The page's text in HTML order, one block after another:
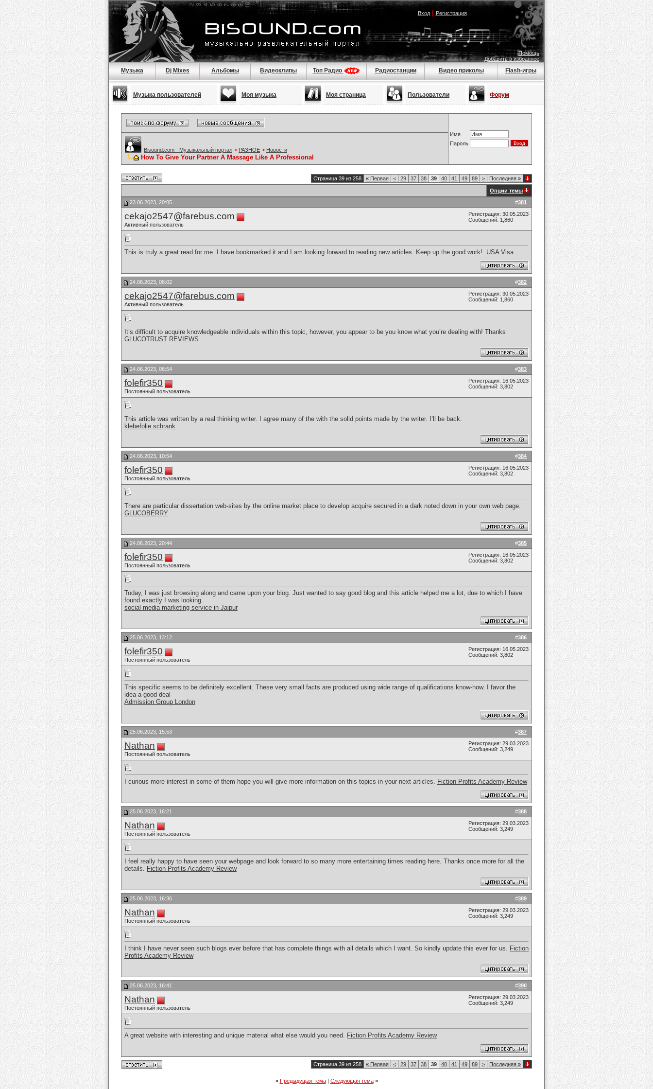
Вход| Регистрация
Помощь
Добавить в избранное
Музыка Dj Mixes Альбомы Видеоклипы Топ Радио Радиостанции Видео приколы Flash-игры
Музыка пользователей Моя музыка Моя страница Пользователи Форум
Имя
Пароль
Bisound.com - Музыкальный портал > РАЗНОЕ > Новости
How To Give Your Partner A Massage Like A Professional
Страница 39 из 258 « Первая < 29 37 38 39 40 41 49 89 > Последняя »
Опции темы
#381
23.06.2023, 20:05
cekajo2547@farebus.com
Активный пользователь
Регистрация: 30.05.2023
Сообщений: 1,860
This is truly a great read for me. I have bookmarked it and I am looking forward to reading new articles. Keep up the good work!. USA Visa
#382
24.06.2023, 08:02
cekajo2547@farebus.com
Активный пользователь
Регистрация: 30.05.2023
Сообщений: 1,860
It’s difficult to acquire knowledgeable individuals within this topic, however, you appear to be you know what you’re dealing with! Thanks
GLUCOTRUST REVIEWS
#383
24.06.2023, 08:54
folefir350
Постоянный пользователь
Регистрация: 16.05.2023
Сообщений: 3,802
This article was written by a real thinking writer. I agree many of the with the solid points made by the writer. I’ll be back.
klebefolie schrank
#384
24.06.2023, 10:54
folefir350
Постоянный пользователь
Регистрация: 16.05.2023
Сообщений: 3,802
There are particular dissertation web-sites by the online market place to develop acquire secured in a dark noted down in your own web page.
GLUCOBERRY
#385
24.06.2023, 20:44
folefir350
Постоянный пользователь
Регистрация: 16.05.2023
Сообщений: 3,802
Today, I was just browsing along and came upon your blog. Just wanted to say good blog and this article helped me a lot, due to which I have
found exactly I was looking.
social media marketing service in Jaipur
#386
25.06.2023, 13:12
folefir350
Постоянный пользователь
Регистрация: 16.05.2023
Сообщений: 3,802
This specific seems to be definitely excellent. These very small facts are produced using wide range of qualifications know-how. I favor the
idea a good deal
Admission Group London
#387
25.06.2023, 15:53
Nathan
Постоянный пользователь
Регистрация: 29.03.2023
Сообщений: 3,249
I curious more interest in some of them hope you will give more information on this topics in your next articles. Fiction Profits Academy Review
#388
25.06.2023, 16:21
Nathan
Постоянный пользователь
Регистрация: 29.03.2023
Сообщений: 3,249
I feel really happy to have seen your webpage and look forward to so many more entertaining times reading here. Thanks once more for all the
details. Fiction Profits Academy Review
#389
25.06.2023, 16:36
Nathan
Постоянный пользователь
Регистрация: 29.03.2023
Сообщений: 3,249
I think I have never seen such blogs ever before that has complete things with all details which I want. So kindly update this ever for us. Fiction
Profits Academy Review
#390
25.06.2023, 16:41
Nathan
Постоянный пользователь
Регистрация: 29.03.2023
Сообщений: 3,249
A great website with interesting and unique material what else would you need. Fiction Profits Academy Review
Страница 39 из 258 « Первая < 29 37 38 39 40 41 49 89 > Последняя »
« Предыдущая тема| Следующая тема »